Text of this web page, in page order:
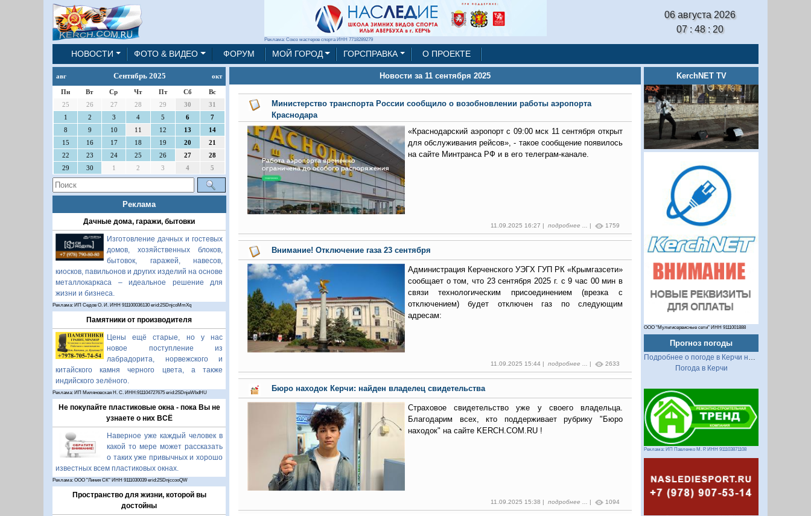
Реклама: Союз мастеров спорта ИНН 7718289279
06 августа 2026
07 : 48 : 21
НОВОСТИ ФОТО & ВИДЕО ФОРУМ МОЙ ГОРОД ГОРСПРАВКА О ПРОЕКТЕ
авг Сентябрь 2025 окт
Пн Вт Ср Чт Пт Сб
Вс
25
26 27 28 29 30
31
1
2 3 4 5 6
7
8
9 10 11 12 13
14
15
16 17 18 19 20
21
22
23 24 25 26 27
28
29
30 1 2 3 4 5
Реклама
Дачные дома, гаражи, бытовки
Изготовление дачных и гостевых
домов, хозяйственных блоков,
бытовок, гаражей, навесов,
киосков, павильонов и других изделий на основе
металлокаркаса – идеальное решение для
жизни и бизнеса.
Реклама: ИП Седов О. И. ИНН 911100036130 erid:2SDnjcoMmXq
Памятники от производителя
Цены ещё старые, но у нас
новое поступление из
лабрадорита, норвежского и
китайского камня черного цвета, а также
индийского зелёного.
Реклама: ИП Миляновская Н. С. ИНН:911104727675 erid:2SDnjeWbdHU
Не покупайте пластиковые окна - пока Вы не
узнаете о них ВСЁ
Наверное уже каждый человек в
какой то мере может рассказать
о таких уже привычных и хорошо
известных всем пластиковых окнах.
Реклама: ООО "Линия СК" ИНН 9111030039 erid:2SDnjccooQW
Пространство для жизни, которой вы
достойны
Новости за 11 сентября 2025
Министерство транспорта России сообщило о возобновлении работы аэропорта
Краснодара
«Краснодарский аэропорт с 09:00 мск 11 сентября открыт
для обслуживания рейсов», - такое сообщение появилось
на сайте Минтранса РФ и в его телеграм-канале.
11.09.2025 16:27 | подробнее ... | 1759
Внимание! Отключение газа 23 сентября
Администрация Керченского УЭГХ ГУП РК «Крымгазсети»
сообщает о том, что 23 сентября 2025 г. с 9 час 00 мин в
связи технологическим присоединением (врезка с
отключением) будет отключен газ по следующим
адресам:
11.09.2025 15:44 | подробнее ... | 2633
Бюро находок Керчи: найден владелец свидетельства
Страховое свидетельство уже у своего владельца.
Благодарим всех, кто поддерживает рубрику "Бюро
находок" на сайте KERCH.COM.RU !
11.09.2025 15:38 | подробнее ... | 1094
KerchNET TV
ООО "Мультисервисные сети" ИНН 9111001888
Прогноз погоды
Подробнее о погоде в Керчи на 2 недели
Погода в Керчи
Реклама: ИП Павленко М. Р. ИНН 911103871108